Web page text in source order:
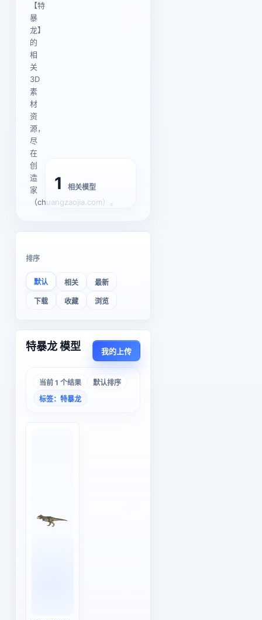
【特
暴
龙】
的
相
关
3D
素
材
资
源，
尽
在
创
造
家
（chuangzaojia.com）。
1 相关模型
排序
默认 相关 最新
下载 收藏 浏览
特暴龙 模型 我的上传
当前 1 个结果
默认排序
标签：特暴龙